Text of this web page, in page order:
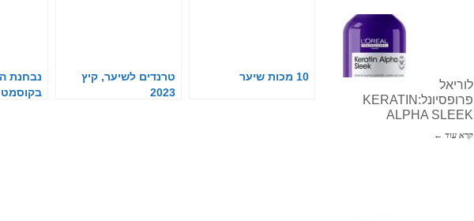
10 מכות שיער
טרנדים לשיער, קיץ
2023
נבחנת
לוריאל
פרופסיונל:KERATIN
ALPHA SLEEK
קרא עוד ←